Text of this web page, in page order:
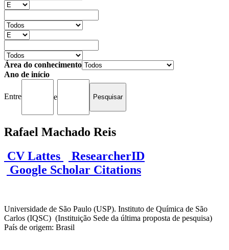
Área do conhecimento
Ano de início
Entre e
Rafael Machado Reis
CV Lattes
ResearcherID
Google Scholar Citations
Universidade de São Paulo (USP). Instituto de Química de São
Carlos (IQSC) (Instituição Sede da última proposta de pesquisa)
País de origem: Brasil